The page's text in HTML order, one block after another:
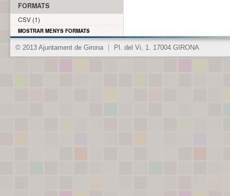
FORMATS
CSV (1)
MOSTRAR MENYS FORMATS
© 2013 Ajuntament de Girona Pl. del Vi, 1. 17004 GIRONA